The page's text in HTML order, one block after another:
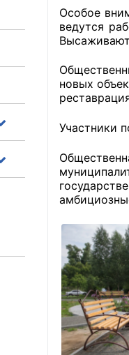
Общественные
оказания услуг
О Палате
Структура Палаты
Комиссии
Экспертный
Совет ОП КО
Члены ОП КО
Документы ОП КО
Особое
ведутся
новых
Участники